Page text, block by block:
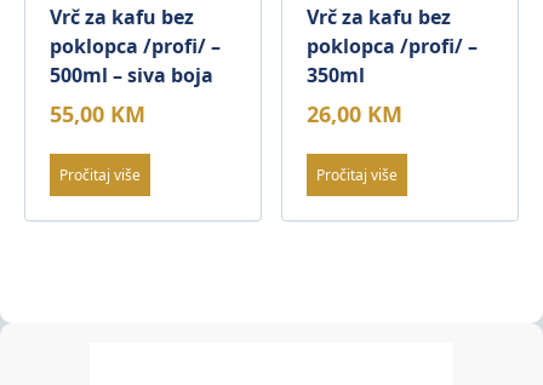
Vrč za kafu bez
poklopca /profi/ –
500ml – siva boja
55,00 KM
Pročitaj više
Vrč za kafu bez
poklopca /profi/ –
350ml
26,00 KM
Pročitaj više